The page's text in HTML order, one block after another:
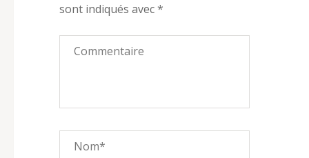
sont indiqués avec*